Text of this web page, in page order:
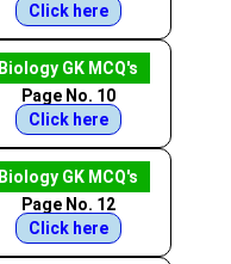
Click here
Biology GK MCQ's
Page No. 10
Click here
Biology GK MCQ's
Page No. 12
Click here